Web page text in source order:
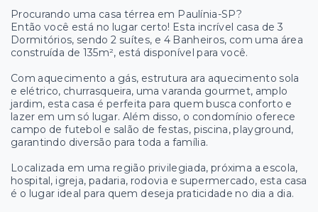
Procurando uma casa térrea em Paulínia-SP?
Então você está no lugar certo! Esta incrível casa de 3
Dormitórios, sendo 2 suítes, e 4 Banheiros, com uma área
construída de 135m², está disponível para você.
Com aquecimento a gás, estrutura ara aquecimento sola
e elétrico, churrasqueira, uma varanda gourmet, amplo
jardim, esta casa é perfeita para quem busca conforto e
lazer em um só lugar. Além disso, o condomínio oferece
campo de futebol e salão de festas, piscina, playground,
garantindo diversão para toda a família.
Localizada em uma região privilegiada, próxima a escola,
hospital, igreja, padaria, rodovia e supermercado, esta casa
é o lugar ideal para quem deseja praticidade no dia a dia.